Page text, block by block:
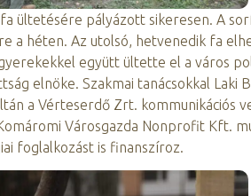
ültetésére pályázott sikeresen. A
héten. Az utolsó, hetvenedik fa
együtt ültette el a város
elnöke. Szakmai tanácsokkal Laki
a Vérteserdő Zrt. kommunikációs
Városgazda Nonprofit Kft.
foglalkozást is finanszíroz.